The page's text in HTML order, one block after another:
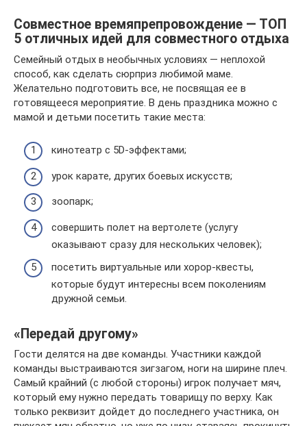
Совместное времяпрепровождение — ТОП
5 отличных идей для совместного отдыха
Семейный отдых в необычных условиях — неплохой
способ, как сделать сюрприз любимой маме.
Желательно подготовить все, не посвящая ее в
готовящееся мероприятие. В день праздника можно с
мамой и детьми посетить такие места:
кинотеатр с 5D-эффектами;
урок карате, других боевых искусств;
зоопарк;
совершить полет на вертолете (услугу
оказывают сразу для нескольких человек);
посетить виртуальные или хорор-квесты,
которые будут интересны всем поколениям
дружной семьи.
«Передай другому»
Гости делятся на две команды. Участники каждой
команды выстраиваются зигзагом, ноги на ширине плеч.
Самый крайний (с любой стороны) игрок получает мяч,
который ему нужно передать товарищу по верху. Как
только реквизит дойдет до последнего участника, он